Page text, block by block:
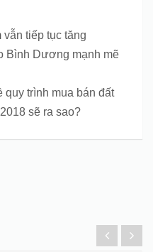
vẫn tiếp tục tăng
Bình Dương mạnh mẽ
quy trình mua bán đất
sẽ ra sao?